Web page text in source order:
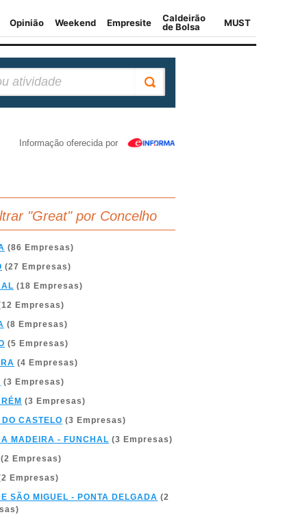
Informação oferecida por
"Great" por Concelho
(86 Empresas)
(27 Empresas)
(18 Empresas)
Empresas)
(8 Empresas)
(5 Empresas)
(4 Empresas)
(3 Empresas)
(3 Empresas)
CASTELO (3 Empresas)
MADEIRA - FUNCHAL (3 Empresas)
Empresas)
Empresas)
SÃO MIGUEL - PONTA DELGADA (2